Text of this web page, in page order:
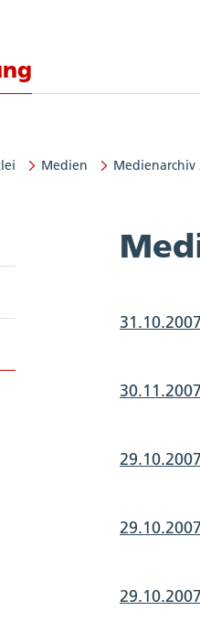
Medien Medienarchiv